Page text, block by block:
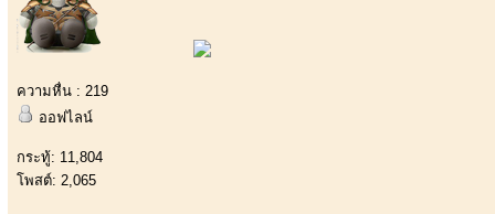
ความหื่น : 219
ออฟไลน์
กระทู้: 11,804
โพสต์: 2,065